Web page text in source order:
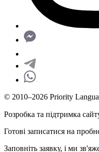
© 2010–2026 Priority
Розробка та підтримка
Готові записатися на
Заповніть заявку, і ми